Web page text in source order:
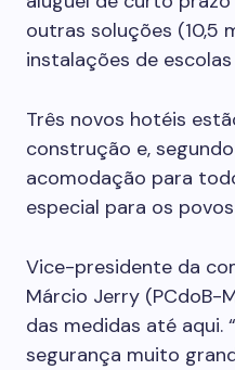
outras soluções (10,5
instalações de
Três novos hotéis
construção e,
acomodação para
especial para os
Vice-presidente da
Márcio Jerry (PCdoB-
das medidas até aqui.
segurança muito